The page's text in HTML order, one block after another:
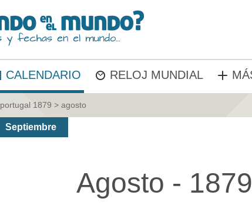
CALENDARIO RELOJ MUNDIAL
portugal 1879 > agosto
Septiembre
Agosto - 1879